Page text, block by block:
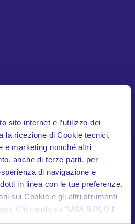
sito internet e l’utilizzo dei
la ricezione di Cookie tecnici,
e marketing nonché altri
anche di terze parti, per
di navigazione e
in linea con le tue preferenze.
sui Cookie e gli altri strumenti
. Cliccando su “USA SOLO I